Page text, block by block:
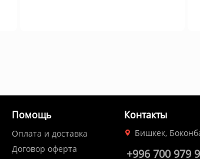
Помощь
Оплата и доставка
Договор оферта
Контакты
Бишкек,
+996 700 979